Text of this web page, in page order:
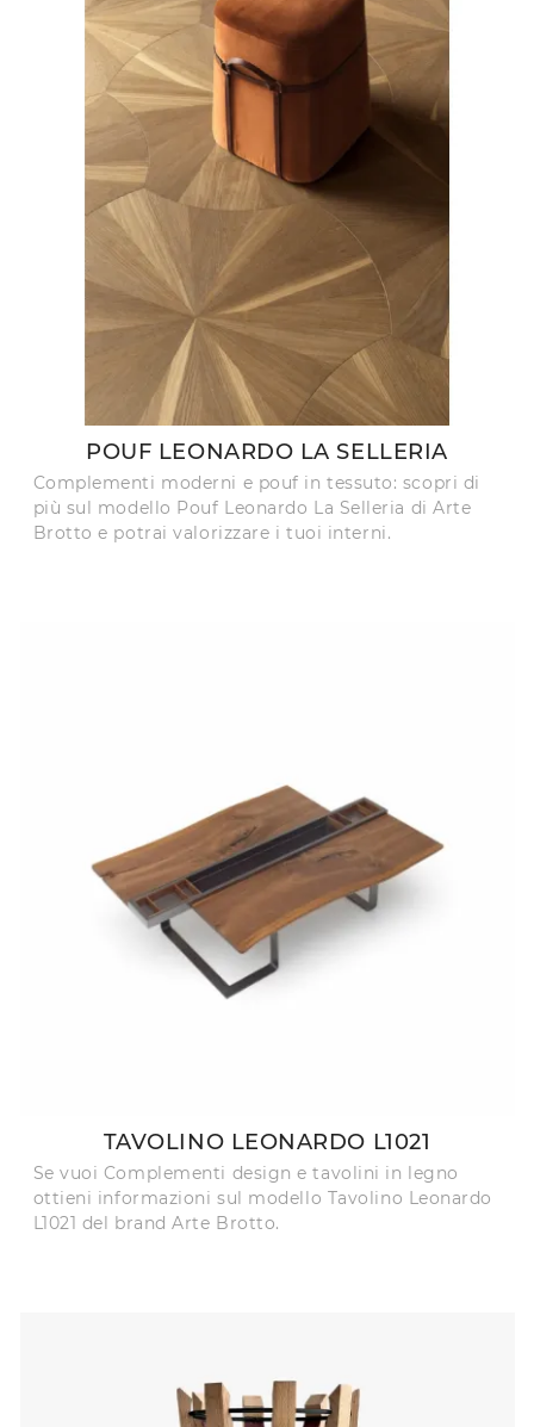
POUF LEONARDO LA SELLERIA
Complementi moderni e pouf in tessuto: scopri di
più sul modello Pouf Leonardo La Selleria di Arte
Brotto e potrai valorizzare i tuoi interni.
TAVOLINO LEONARDO L1021
Se vuoi Complementi design e tavolini in legno
ottieni informazioni sul modello Tavolino Leonardo
L1021 del brand Arte Brotto.